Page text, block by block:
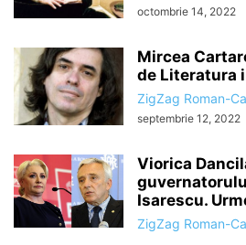
octombrie 14, 2022
Mircea
de Literatura
ZigZag Roman-
septembrie 12, 2022
Viorica
Isarescu.
ZigZag Roman-